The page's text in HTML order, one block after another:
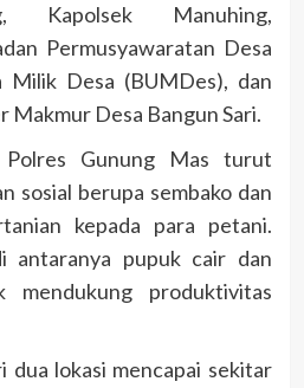
Kapolsek Manuhing,
Permusyawaratan Desa
Milik Desa (BUMDes), dan
Makmur Desa Bangun Sari.
Polres Gunung Mas turut
sosial berupa sembako dan
kepada para petani.
antaranya pupuk cair dan
produktivitas
dua lokasi mencapai sekitar